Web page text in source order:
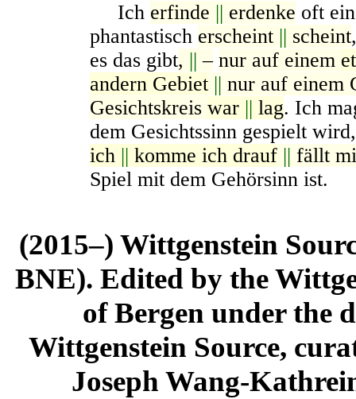
Ich erfinde || erdenke oft
phantastisch erscheint || scheint
es das gibt, ||– nur auf einem
andern Gebiet || nur auf einem
Gesichtskreis war || lag. Ich
dem Gesichtssinn gespielt
ich || komme ich drauf || fällt
Spiel mit dem Gehörsinn ist.
(2015–) Wittgenstein
BNE). Edited by the
of Bergen under the
Wittgenstein Source,
Joseph Wang-